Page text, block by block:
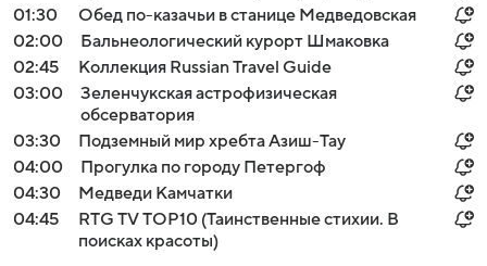
01:30
Обед по-казачьи в станице Медведовская
02:00
Бальнеологический курорт Шмаковка
02:45
Коллекция Russian Travel Guide
03:00
Зеленчукская астрофизическая
обсерватория
03:30
Подземный мир хребта Азиш-Тау
04:00
Прогулка по городу Петергоф
04:30
Медведи Камчатки
04:45
RTG TV TOP10 (Таинственные стихии. В
поисках красоты)